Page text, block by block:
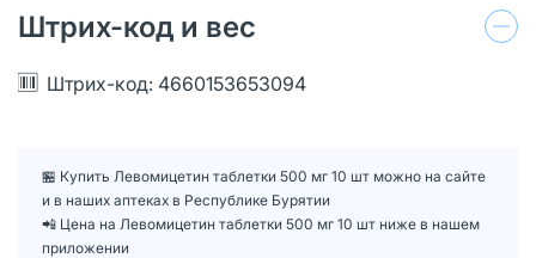
Штрих-код и вес
Штрих-код: 4660153653094
🏪 Купить Левомицетин таблетки 500 мг 10 шт можно на сайте
и в наших аптеках в Республике Бурятии
📲 Цена на Левомицетин таблетки 500 мг 10 шт ниже в нашем
приложении